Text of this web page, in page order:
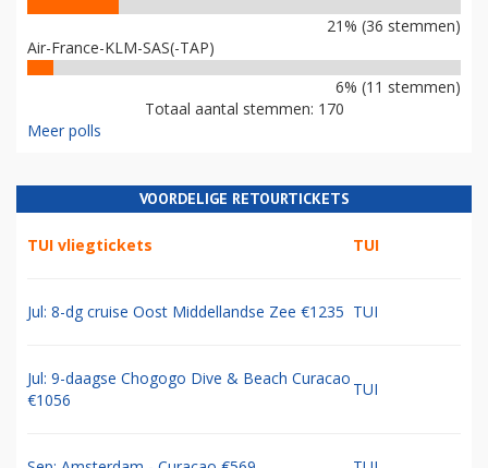
21% (36 stemmen)
Air-France-KLM-SAS(-TAP)
6% (11 stemmen)
Totaal aantal stemmen: 170
Meer polls
VOORDELIGE RETOURTICKETS
TUI vliegtickets TUI
Jul: 8-dg cruise Oost Middellandse Zee €1235 TUI
Jul: 9-daagse Chogogo Dive & Beach Curacao
€1056
TUI